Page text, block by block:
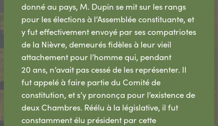
donné au pays, M. Dupin se mit sur les rangs
pour les élections à l’Assemblée constituante, et
y fut effectivement envoyé par ses compatriotes
de la Nièvre, demeurés fidèles à leur vieil
attachement pour l’homme qui, pendant
20 ans, n’avait pas cessé de les représenter. Il
fut appelé à faire partie du Comité de
constitution, et s’y prononça pour l’existence de
deux Chambres. Réélu à la législative, il fut
constamment élu président par cette